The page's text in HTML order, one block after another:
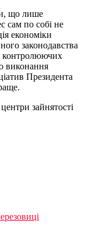
що лише
сам по собі не
економіки
законодавства
контролюючих
виконання
Президента
зайнятості